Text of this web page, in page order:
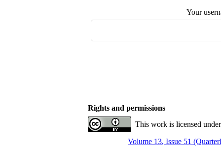
Your
Rights and permissions
This work is licensed
Volume 13, Issue 51